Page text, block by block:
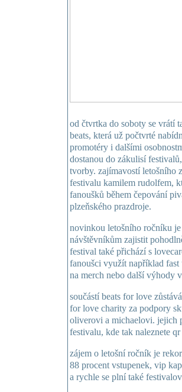
od čtvrtka do soboty se vrátí
beats, která už počtvrté
promotéry i dalšími
dostanou do zákulisí
tvorby. zajímavostí letošního
festivalu kamilem rudolfem,
fanoušků během čepování
plzeňského prazdroje.
novinkou letošního ročníku
návštěvníkům zajistit
festival také přichází s
fanoušci využít například
na merch nebo další výhody
součástí beats for love
for love charity za podpory
oliverovi a michaelovi. jejich
festivalu, kde tak naleznete
zájem o letošní ročník je
88 procent vstupenek, vip
a rychle se plní také